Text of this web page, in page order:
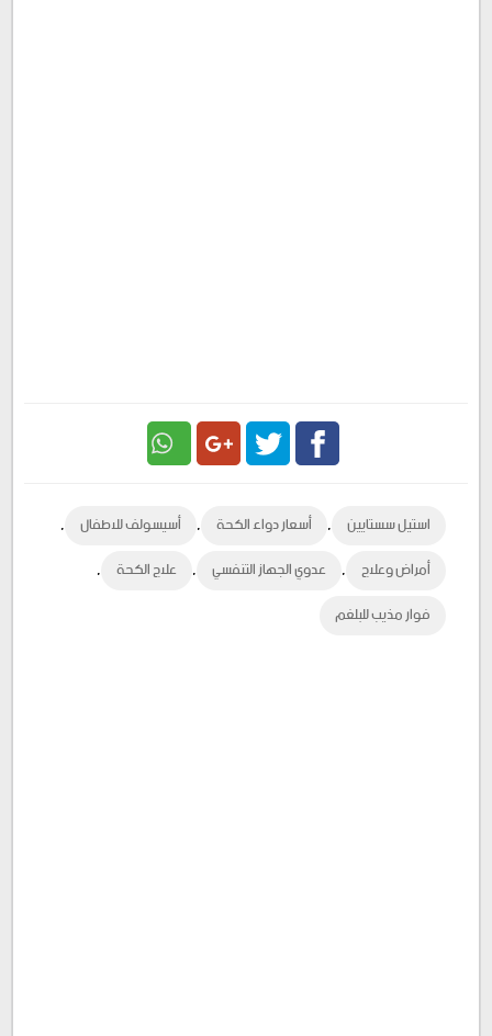
Plus استيل سستايين , أسعار دواء الكحة , أسيسولف للاطفال ,
أمراض وعلاج , عدوي الجهاز التنفسي , علاج الكحة ,
فوار مذيب للبلغم